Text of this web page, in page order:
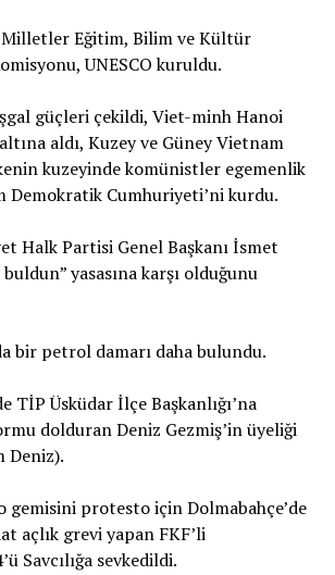
Milletler Eğitim, Bilim ve Kültür
UNESCO kuruldu.
güçleri çekildi, Viet-minh Hanoi
aldı, Kuzey ve Güney Vietnam
kuzeyinde komünistler egemenlik
Demokratik Cumhuriyeti’ni kurdu.
Halk Partisi Genel Başkanı İsmet
yasasına karşı olduğunu
bir petrol damarı daha bulundu.
TİP Üsküdar İlçe Başkanlığı’na
dolduran Deniz Gezmiş’in üyeliği
Deniz).
gemisini protesto için Dolmabahçe’de
açlık grevi yapan FKF’li
Savcılığa sevkedildi.